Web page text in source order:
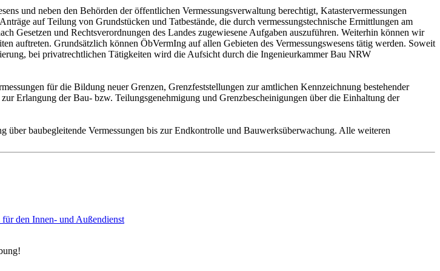
und neben den Behörden der öffentlichen Vermessungsverwaltung berechtigt, Katastervermessungen
auf Teilung von Grundstücken und Tatbestände, die durch vermessungstechnische Ermittlungen am
Gesetzen und Rechtsverordnungen des Landes zugewiesene Aufgaben auszuführen. Weiterhin können wir
auftreten. Grundsätzlich können ÖbVermIng auf allen Gebieten des Vermessungswesens tätig werden. Soweit
bei privatrechtlichen Tätigkeiten wird die Aufsicht durch die Ingenieurkammer Bau NRW
für die Bildung neuer Grenzen, Grenzfeststellungen zur amtlichen Kennzeichnung bestehender
Erlangung der Bau- bzw. Teilungsgenehmigung und Grenzbescheinigungen über die Einhaltung der
über baubegleitende Vermessungen bis zur Endkontrolle und Bauwerksüberwachung. Alle weiteren
den Innen- und Außendienst